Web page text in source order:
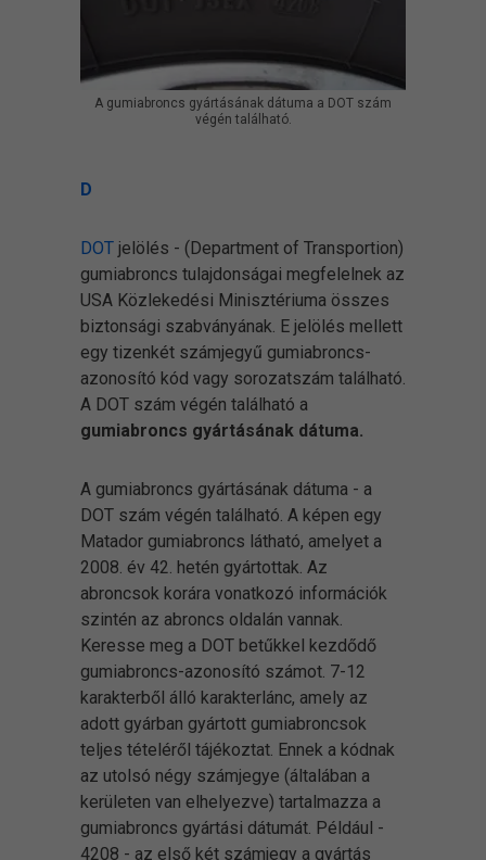
A gumiabroncs gyártásának dátuma a DOT szám
végén található.
D
DOT jelölés - (Department of Transportion)
gumiabroncs tulajdonságai megfelelnek az
USA Közlekedési Minisztériuma összes
biztonsági szabványának. E jelölés mellett
egy tizenkét számjegyű gumiabroncs-
azonosító kód vagy sorozatszám található.
A DOT szám végén található a
gumiabroncs gyártásának dátuma.
A gumiabroncs gyártásának dátuma - a
DOT szám végén található. A képen egy
Matador gumiabroncs látható, amelyet a
2008. év 42. hetén gyártottak. Az
abroncsok korára vonatkozó információk
szintén az abroncs oldalán vannak.
Keresse meg a DOT betűkkel kezdődő
gumiabroncs-azonosító számot. 7-12
karakterből álló karakterlánc, amely az
adott gyárban gyártott gumiabroncsok
teljes tételéről tájékoztat. Ennek a kódnak
az utolsó négy számjegye (általában a
kerületen van elhelyezve) tartalmazza a
gumiabroncs gyártási dátumát. Például -
4208 - az első két számjegy a gyártás